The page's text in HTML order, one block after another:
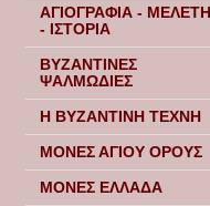
ΑΓΙΟΓΡΑΦΙΑ - ΜΕΛΕΤΗ
- ΙΣΤΟΡΙΑ
ΒΥΖΑΝΤΙΝΕΣ
ΨΑΛΜΩΔΙΕΣ
Η ΒΥΖΑΝΤΙΝΗ ΤΕΧΝΗ
ΜΟΝΕΣ ΑΓΙΟΥ ΟΡΟΥΣ
ΜΟΝΕΣ ΕΛΛΑΔΑ